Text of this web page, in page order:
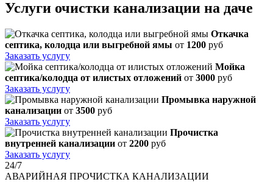
Услуги очистки канализации на даче
Откачка
септика, колодца или выгребной ямы от 1200 руб
Заказать услугу
Мойка
септика/колодца от илистых отложений от 3000 руб
Заказать услугу
Промывка наружной
канализации от 3500 руб
Заказать услугу
Прочистка
внутренней канализации от 2200 руб
Заказать услугу
24/7
АВАРИЙНАЯ ПРОЧИСТКА КАНАЛИЗАЦИИ